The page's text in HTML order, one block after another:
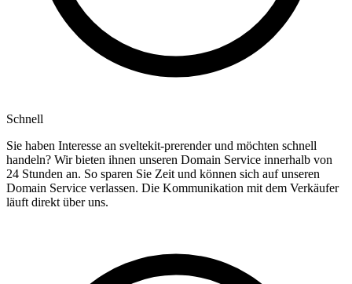
Schnell
Sie haben Interesse an sveltekit-prerender und möchten schnell
handeln? Wir bieten ihnen unseren Domain Service innerhalb von
24 Stunden an. So sparen Sie Zeit und können sich auf unseren
Domain Service verlassen. Die Kommunikation mit dem Verkäufer
läuft direkt über uns.